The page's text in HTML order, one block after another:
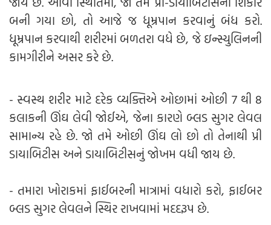
બની ગયા છો, તો આજે જ ધૂમ્રપાન કરવાનું બંધ કરો.
ધૂમ્રપાન કરવાથી શરીરમાં બળતરા વધે છે, જે ઇન્સ્યુલિનની
કામગીરીને અસર કરે છે.
- સ્વસ્થ શરીર માટે દરેક વ્યક્તિએ ઓછામાં ઓછી 7 થી 8
કલાકની ઊંઘ લેવી જોઈએ, જેના કારણે બ્લડ સુગર લેવલ
સામાન્ય રહે છે. જો તમે ઓછી ઊંઘ લો છો તો તેનાથી પ્રી
ડાયાબિટીસ અને ડાયાબિટીસનું જોખમ વધી જાય છે.
- તમારા ખોરાકમાં ફાઈબરની માત્રામાં વધારો કરો, ફાઈબર
બ્લડ સુગર લેવલને સ્થિર રાખવામાં મદદરૂપ છે.